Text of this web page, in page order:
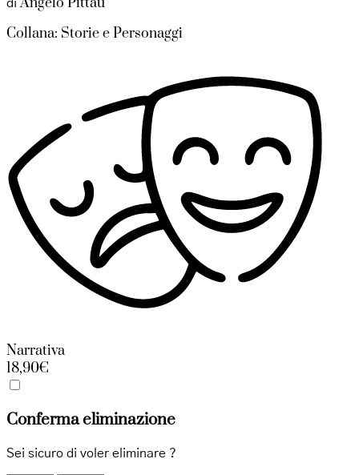
di
Collana: Storie e Personaggi
Narrativa
18,90€
Conferma eliminazione
Sei sicuro di voler eliminare ?